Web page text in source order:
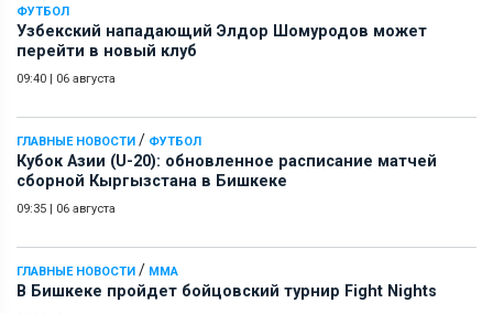
ФУТБОЛ
Узбекский нападающий Элдор Шомуродов может
перейти в новый клуб
09:40 | 06 августа
ГЛАВНЫЕ НОВОСТИ / ФУТБОЛ
Кубок Азии (U-20): обновленное расписание матчей
сборной Кыргызстана в Бишкеке
09:35 | 06 августа
ГЛАВНЫЕ НОВОСТИ / ММА
В Бишкеке пройдет бойцовский турнир Fight Nights